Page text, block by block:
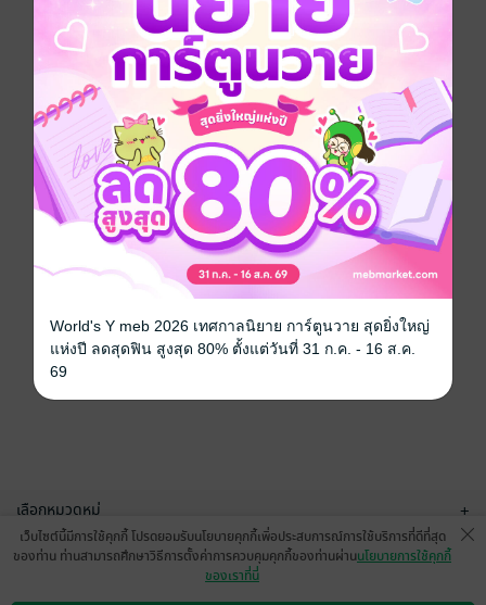
เลือกหมวดหมู่ +
บริการช่วยเหลือ
เว็บไซต์นี้มีการใช้คุกกี้ โปรดยอมรับนโยบายคุกกี้เพื่อประสบการณ์การใช้บริการที่ดีที่สุด
ของท่าน ท่านสามารถศึกษาวิธีการตั้งค่าการควบคุมคุกกี้ของท่านผ่านนโยบายการใช้คุกกี้
ของเราที่นี่
World's Y meb 2026 เทศกาลนิยาย การ์ตูนวาย สุดยิ่งใหญ่
แห่งปี ลดสุดฟิน สูงสุด 80% ตั้งแต่วันที่ 31 ก.ค. - 16 ส.ค.
69